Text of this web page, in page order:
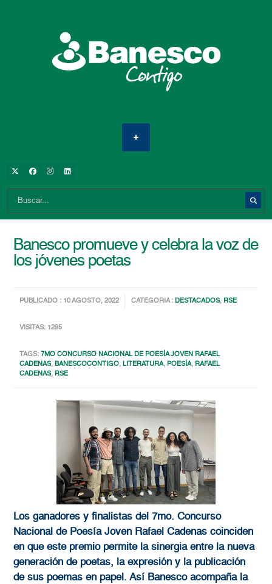
Banesco promueve y celebra la voz de
los jóvenes poetas
PUBLICADO : 10 AGOSTO, 2022 CATEGORIA :DESTACADOS, RSE
VISITAS: 1295
TAGS: 7MO CONCURSO NACIONAL DE POESÍA JOVEN RAFAEL
CADENAS,BANESCOCONTIGO,LITERATURA, POESÍA, RAFAEL
CADENAS, RSE
Los ganadores y finalistas del 7mo. Concurso
Nacional de Poesía Joven Rafael Cadenas coinciden
en que este premio permite la sinergia entre la nueva
generación de poetas, la expresión y la publicación
de sus poemas en papel. Así Banesco acompaña la